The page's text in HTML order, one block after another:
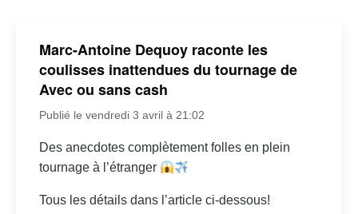
Marc-Antoine Dequoy raconte les
coulisses inattendues du tournage de
Avec ou sans cash
Publié le vendredi 3 avril à 21:02
Des anecdotes complètement folles en plein
tournage à l’étranger
Tous les détails dans l’article ci-dessous!